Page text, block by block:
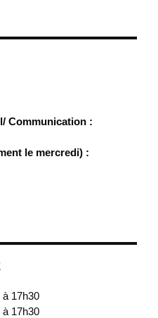
Communication :
le mercredi) :
à 17h30
à 17h30